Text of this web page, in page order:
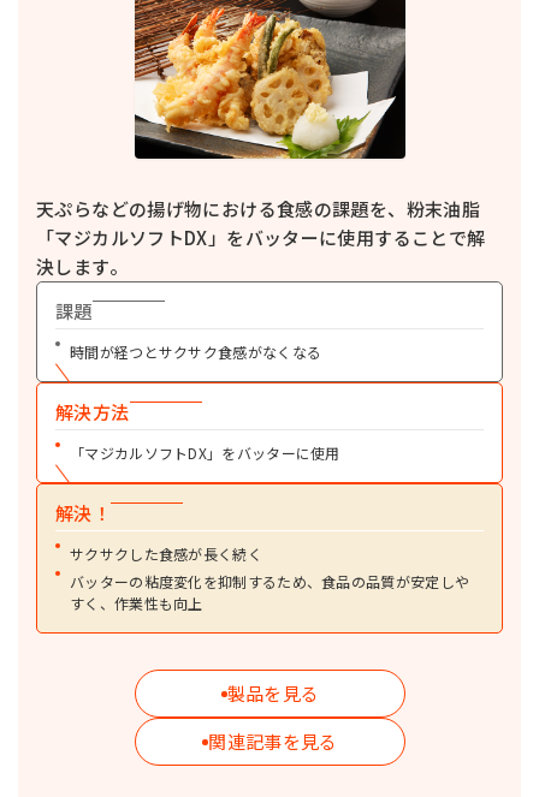
食品添加物を配合していない粉末油脂です。食品全般にお使いいただけま
詳細を見る
マジカルエース 粉末油脂
起泡性を有する粉末油脂です。菓子、バッターなど薄力粉使用製品の食感改
良に効果を発揮します。
詳細を見る
マジカルソフトDX 粉末油脂
製パン用粉末油脂です。イースト生地にしとり、ソフトさを付与し、老化防
止の効果を発揮します。
マジカルアップLT 粉末油脂
生地の改質効果を有する粉末油脂です。点心皮・麺・パンなどに歯切れの
良い食感を付与します。
詳細を見る
マジカルベースミルク
香料を配合せずに、牛乳に近い自然な乳風味を呈する粉末油脂です。パン、
洋菓子、ソース、飲料など食品全般にお使いいただけます。
詳細を見る
食用牛脂 ショートニング・ラード・調理用油脂
ブランニューシリーズ
熱安定性に優れたフライオイルです。ドーナツや天ぷら用など、さまざまな
用途に広くお使いいただけます。
天ぷらなどの揚げ物における食感の課題を、粉末油脂
「マジカルソフトDX」をバッターに使用することで解
決します。
課題
時間が経つとサクサク食感がなくなる
解決方法
「マジカルソフトDX」をバッターに使用
解決！
サクサクした食感が長く続く
バッターの粘度変化を抑制するため、食品の品質が安定しや
すく、作業性も向上
製品を見る
関連記事を見る